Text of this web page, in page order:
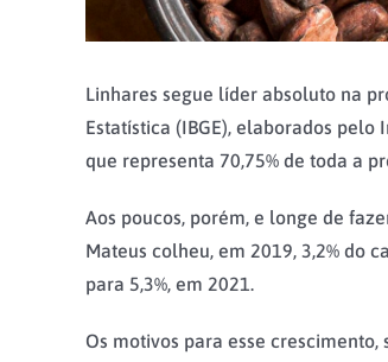
Linhares segue líder absoluto na
Estatística (IBGE), elaborados
que representa 70,75% de toda a
Aos poucos, porém, e longe de
Mateus colheu, em 2019, 3,2% do
para 5,3%, em 2021.
Os motivos para esse